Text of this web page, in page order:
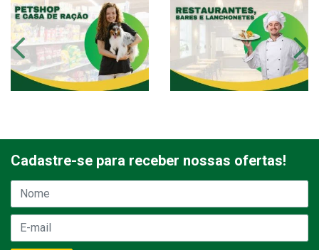
Cadastre-se para receber nossas ofertas!